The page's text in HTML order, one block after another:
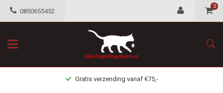
0850655452
0
Gratis verzending vanaf €75,-